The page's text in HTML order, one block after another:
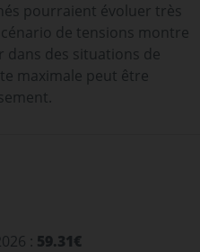
pourraient évoluer très
de tensions montre
dans des situations de
maximale peut être
: 59.31€